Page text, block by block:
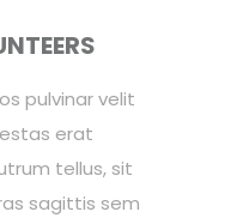
pulvinar velit
erat
tellus, sit
sagittis sem